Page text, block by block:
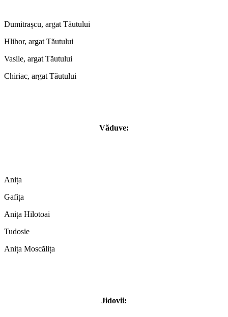
Dumitrașcu, argat Tăutului
Hlihor, argat Tăutului
Vasile, argat Tăutului
Chiriac, argat Tăutului
Văduve:
Anița
Gafița
Anița Hilotoai
Tudosie
Anița Moscălița
Jidovii: